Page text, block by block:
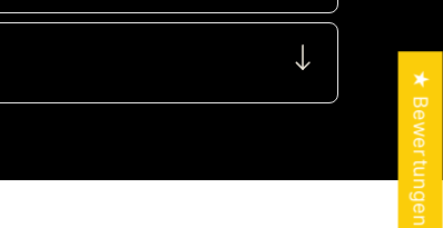
★ Bewertungen